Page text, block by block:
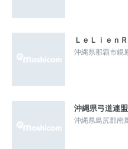
ＬｅＬｉｅｎ
沖縄県那覇市鏡
沖縄県弓道連
沖縄県島尻郡南